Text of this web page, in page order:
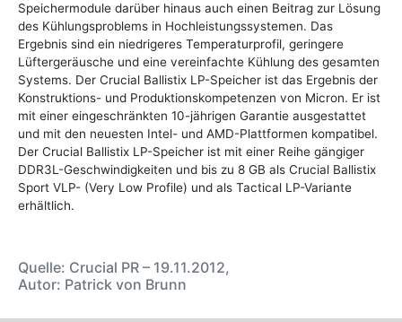
Speichermodule darüber hinaus auch einen Beitrag zur Lösung
des Kühlungsproblems in Hochleistungssystemen. Das
Ergebnis sind ein niedrigeres Temperaturprofil, geringere
Lüftergeräusche und eine vereinfachte Kühlung des gesamten
Systems. Der Crucial Ballistix LP-Speicher ist das Ergebnis der
Konstruktions- und Produktionskompetenzen von Micron. Er ist
mit einer eingeschränkten 10-jährigen Garantie ausgestattet
und mit den neuesten Intel- und AMD-Plattformen kompatibel.
Der Crucial Ballistix LP-Speicher ist mit einer Reihe gängiger
DDR3L-Geschwindigkeiten und bis zu 8 GB als Crucial Ballistix
Sport VLP- (Very Low Profile) und als Tactical LP-Variante
erhältlich.
Quelle: Crucial PR – 19.11.2012,
Autor: Patrick von Brunn